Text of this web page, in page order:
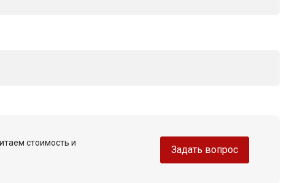
стоимость и
Задать вопрос